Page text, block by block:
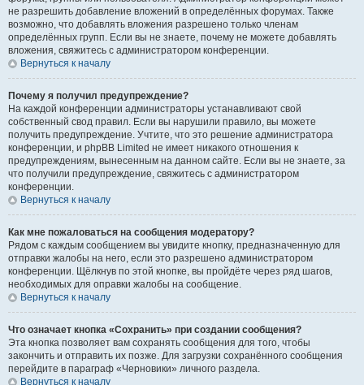
не разрешить добавление вложений в определённых форумах. Также
возможно, что добавлять вложения разрешено только членам
определённых групп. Если вы не знаете, почему не можете добавлять
вложения, свяжитесь с администратором конференции.
Вернуться к началу
Почему я получил предупреждение?
На каждой конференции администраторы устанавливают свой
собственный свод правил. Если вы нарушили правило, вы можете
получить предупреждение. Учтите, что это решение администратора
конференции, и phpBB Limited не имеет никакого отношения к
предупреждениям, вынесенным на данном сайте. Если вы не знаете, за
что получили предупреждение, свяжитесь с администратором
конференции.
Вернуться к началу
Как мне пожаловаться на сообщения модератору?
Рядом с каждым сообщением вы увидите кнопку, предназначенную для
отправки жалобы на него, если это разрешено администратором
конференции. Щёлкнув по этой кнопке, вы пройдёте через ряд шагов,
необходимых для оправки жалобы на сообщение.
Вернуться к началу
Что означает кнопка «Сохранить» при создании сообщения?
Эта кнопка позволяет вам сохранять сообщения для того, чтобы
закончить и отправить их позже. Для загрузки сохранённого сообщения
перейдите в параграф «Черновики» личного раздела.
Вернуться к началу